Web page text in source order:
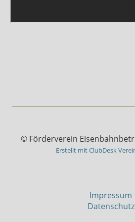
© Förderverein
Erstellt mit ClubDesk
Impressum
Datenschutz